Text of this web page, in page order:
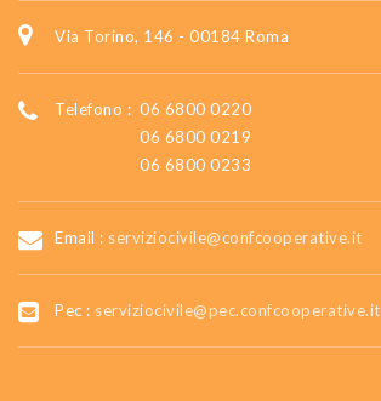
Via Torino, 146 - 00184 Roma
Telefono : 06 6800 0220
06 6800 0219
06 6800 0233
Email : serviziocivile@confcooperative.it
Pec : serviziocivile@pec.confcooperative.it